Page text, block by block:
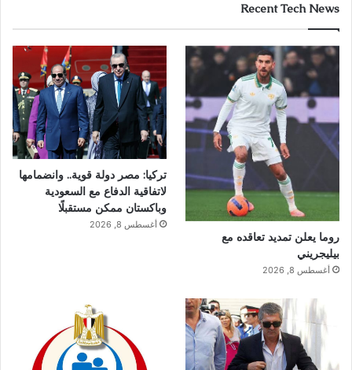
Recent Tech News
روما يعلن تمديد تعاقده مع
بيليجريني
أغسطس 8, 2026
تركيا: مصر دولة قوية.. وانضمامها
لاتفاقية الدفاع مع السعودية
وباكستان ممكن مستقبلًا
أغسطس 8, 2026